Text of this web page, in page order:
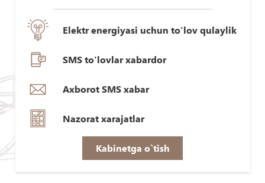
Elektr energiyasi uchun to'lov qulaylik
SMS to'lovlar xabardor
Axborot SMS xabar
Nazorat xarajatlar
Kabinetga o`tish